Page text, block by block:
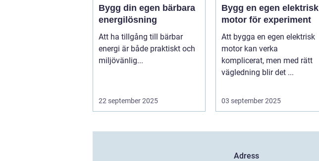
Bygg din egen bärbara
energilösning
Att ha tillgång till bärbar
energi är både praktiskt och
miljövänlig...
22 september 2025
Bygg en egen elektrisk
motor för experiment
Att bygga en egen elektrisk
motor kan verka
komplicerat, men med rätt
vägledning blir det ...
03 september 2025
Adress